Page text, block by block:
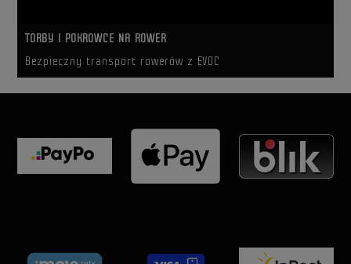
TORBY I POKROWCE NA ROWER
Bezpieczny transport rowerów z EVOC